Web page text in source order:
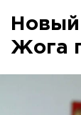
Жога